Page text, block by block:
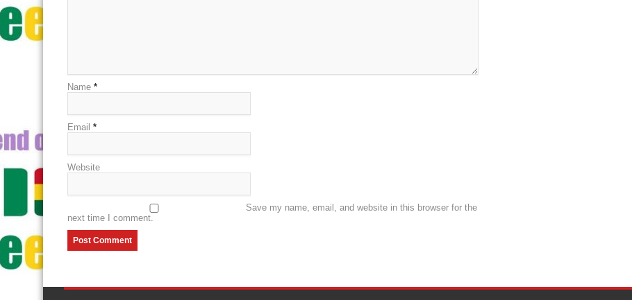
Name *
Email *
Website
Save my name, email, and website in this browser for the
next time I comment.